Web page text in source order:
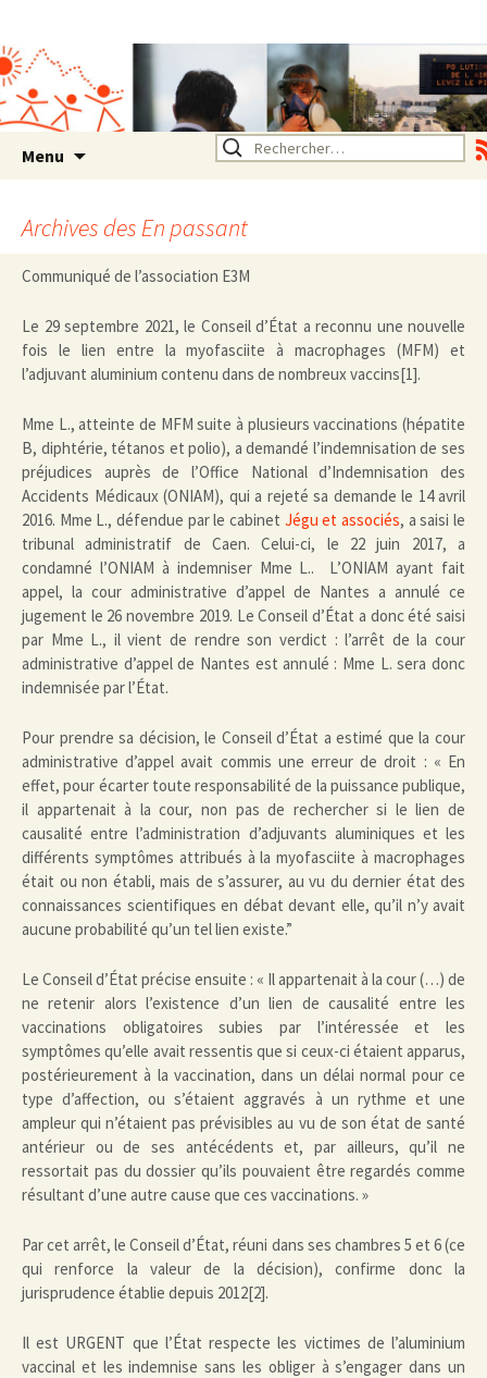
Rhône Alpes
Un environnement sain pour
la santé de tous
Menu Rechercher :
Archives des En passant
Communiqué de l’association E3M
Le 29 septembre 2021, le Conseil d’État a reconnu une nouvelle
fois le lien entre la myofasciite à macrophages (MFM) et
l’adjuvant aluminium contenu dans de nombreux vaccins[1].
Mme L., atteinte de MFM suite à plusieurs vaccinations (hépatite
B, diphtérie, tétanos et polio), a demandé l’indemnisation de ses
préjudices auprès de l’Office National d’Indemnisation des
Accidents Médicaux (ONIAM), qui a rejeté sa demande le 14 avril
2016. Mme L., défendue par le cabinet Jégu et associés, a saisi le
tribunal administratif de Caen. Celui-ci, le 22 juin 2017, a
condamné l’ONIAM à indemniser Mme L.. L’ONIAM ayant fait
appel, la cour administrative d’appel de Nantes a annulé ce
jugement le 26 novembre 2019. Le Conseil d’État a donc été saisi
par Mme L., il vient de rendre son verdict : l’arrêt de la cour
administrative d’appel de Nantes est annulé : Mme L. sera donc
indemnisée par l’État.
Pour prendre sa décision, le Conseil d’État a estimé que la cour
administrative d’appel avait commis une erreur de droit : « En
effet, pour écarter toute responsabilité de la puissance publique,
il appartenait à la cour, non pas de rechercher si le lien de
causalité entre l’administration d’adjuvants aluminiques et les
différents symptômes attribués à la myofasciite à macrophages
était ou non établi, mais de s’assurer, au vu du dernier état des
connaissances scientifiques en débat devant elle, qu’il n’y avait
aucune probabilité qu’un tel lien existe.”
Le Conseil d’État précise ensuite : « Il appartenait à la cour (…) de
ne retenir alors l’existence d’un lien de causalité entre les
vaccinations obligatoires subies par l’intéressée et les
symptômes qu’elle avait ressentis que si ceux-ci étaient apparus,
postérieurement à la vaccination, dans un délai normal pour ce
type d’affection, ou s’étaient aggravés à un rythme et une
ampleur qui n’étaient pas prévisibles au vu de son état de santé
antérieur ou de ses antécédents et, par ailleurs, qu’il ne
ressortait pas du dossier qu’ils pouvaient être regardés comme
résultant d’une autre cause que ces vaccinations. »
Par cet arrêt, le Conseil d’État, réuni dans ses chambres 5 et 6 (ce
qui renforce la valeur de la décision), confirme donc la
jurisprudence établie depuis 2012[2].
Il est URGENT que l’État respecte les victimes de l’aluminium
vaccinal et les indemnise sans les obliger à s’engager dans un